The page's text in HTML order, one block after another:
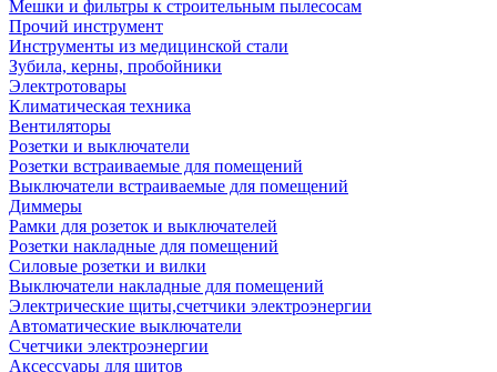
Мешки и фильтры к строительным пылесосам
Прочий инструмент
Инструменты из медицинской стали
Зубила, керны, пробойники
Электротовары
Климатическая техника
Вентиляторы
Розетки и выключатели
Розетки встраиваемые для помещений
Выключатели встраиваемые для помещений
Диммеры
Рамки для розеток и выключателей
Розетки накладные для помещений
Силовые розетки и вилки
Выключатели накладные для помещений
Электрические щиты,счетчики электроэнергии
Автоматические выключатели
Счетчики электроэнергии
Аксессуары для щитов